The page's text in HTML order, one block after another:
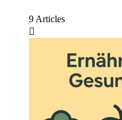
9 Articles